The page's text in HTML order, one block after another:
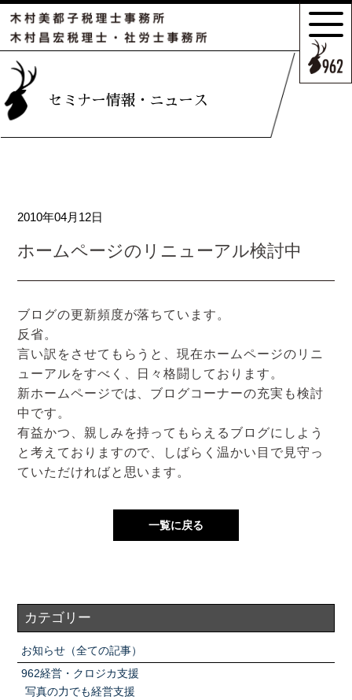
セミナー情報・ニュース
2010年04月12日
ホームページのリニューアル検討中
ブログの更新頻度が落ちています。
反省。
言い訳をさせてもらうと、現在ホームページのリニ
ューアルをすべく、日々格闘しております。
新ホームページでは、ブログコーナーの充実も検討
中です。
有益かつ、親しみを持ってもらえるブログにしよう
と考えておりますので、しばらく温かい目で見守っ
ていただければと思います。
一覧に戻る
カテゴリー
お知らせ（全ての記事）
962経営・クロジカ支援
写真の力でも経営支援
相続の
アクセスマップ
お問合せフォーム